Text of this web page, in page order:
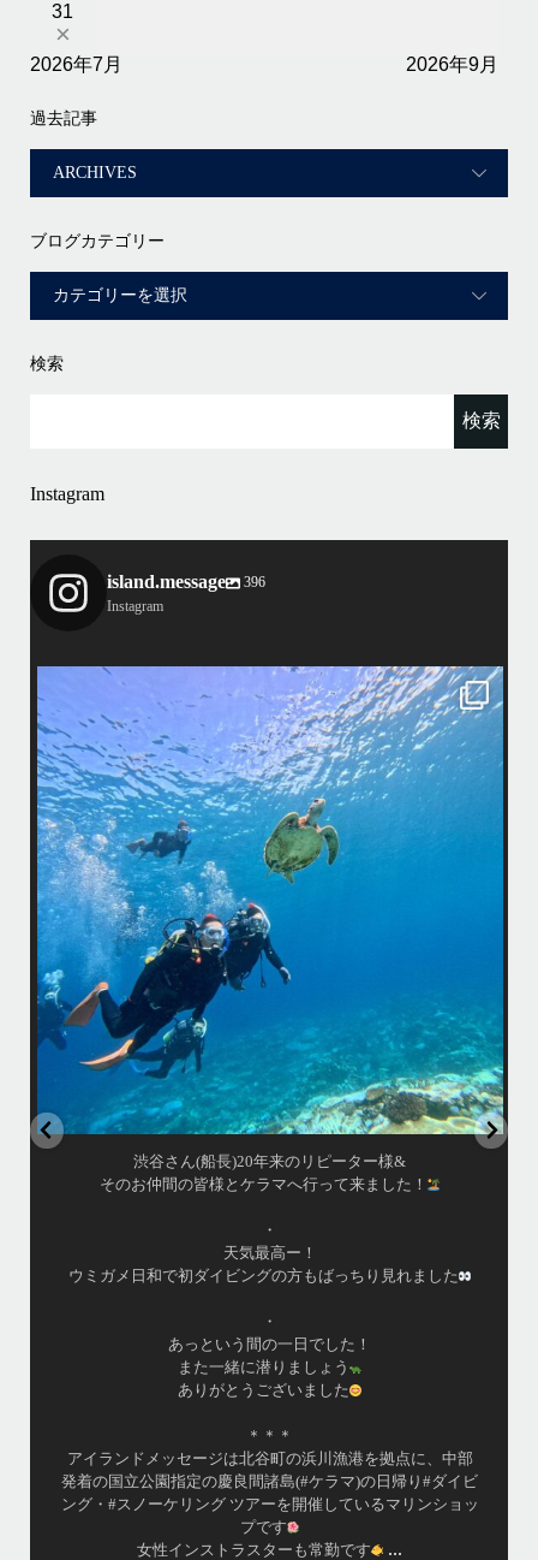
31
×
2026年7月 2026年9月
過去記事
ブログカテゴリー
検索
Instagram
island.message
396
Instagram
island.message
渋谷さん(船長)20年来のリピーター様&
そのお仲間の皆様とケラマへ行って来ました！
・
天気最高ー！
ウミガメ日和で初ダイビングの方もばっちり見れました
・
あっという間の一日でした！
また一緒に潜りましょう
ありがとうございました
＊＊＊
アイランドメッセージは北谷町の浜川漁港を拠点に、中部発着の国立公
園指定の慶良間諸島(#ケラマ)の日帰り#ダイビング・#スノーケリング
ツアーを開催しているマリンショップです
女性インストラスターも常勤です
10月 17
渋谷さん(船長)20年来のリピーター様&
そのお仲間の皆様とケラマへ行って来ました！
・
天気最高ー！
ウミガメ日和で初ダイビングの方もばっちり見れました
・
あっという間の一日でした！
また一緒に潜りましょう
ありがとうございました
＊＊＊
アイランドメッセージは北谷町の浜川漁港を拠点に、中部
発着の国立公園指定の慶良間諸島(#ケラマ)の日帰り#ダイビ
ング・#スノーケリング ツアーを開催しているマリンショッ
プです
女性インストラスターも常勤です
...